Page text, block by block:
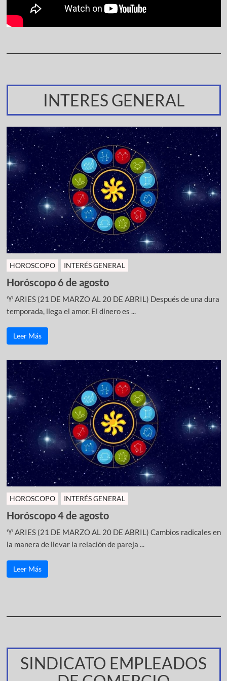
INTERES GENERAL
HOROSCOPO INTERÉS GENERAL
Horóscopo 6 de agosto
♈ ARIES (21 DE MARZO AL 20 DE ABRIL) Después de una dura
temporada, llega el amor. El dinero es ...
Leer Más
HOROSCOPO INTERÉS GENERAL
Horóscopo 4 de agosto
♈ ARIES (21 DE MARZO AL 20 DE ABRIL) Cambios radicales en
la manera de llevar la relación de pareja ...
Leer Más
SINDICATO EMPLEADOS